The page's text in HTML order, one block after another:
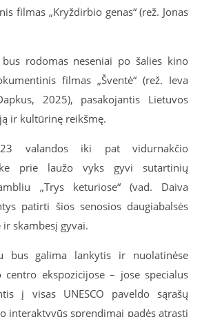
filmas „Kryždirbio genas“ (rež. Jonas
rodomas neseniai po šalies kino
filmas „Šventė“ (rež. Ieva
2025), pasakojantis Lietuvos
ir kultūrinę reikšmę.
valandos iki pat vidurnakčio
prie laužo vyks gyvi sutartinių
„Trys keturiose“ (vad. Daiva
patirti šios senosios daugiabalsės
skambesį gyvai.
bus galima lankytis ir nuolatinėse
centro ekspozicijose – jose specialus
į visas UNESCO paveldo sąrašų
interaktyvūs sprendimai padės atrasti